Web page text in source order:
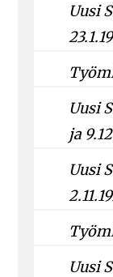
Uusi
Uusi
ja
Uusi
Uusi